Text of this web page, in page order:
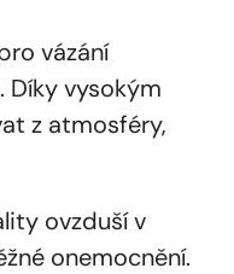
vázání
Díky vysokým
z atmosféry,
ovzduší v
onemocnění.